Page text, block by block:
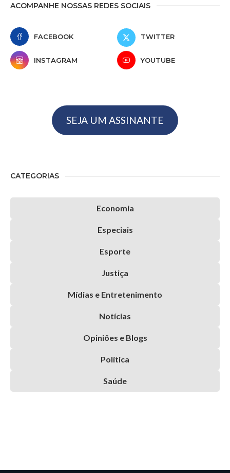
ACOMPANHE NOSSAS REDES SOCIAIS
FACEBOOK TWITTER
INSTAGRAM YOUTUBE
SEJA UM ASSINANTE
CATEGORIAS
Economia
Especiais
Esporte
Justiça
Mídias e Entretenimento
Notícias
Opiniões e Blogs
Política
Saúde